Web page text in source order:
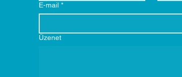
E-mail *
Üzenet